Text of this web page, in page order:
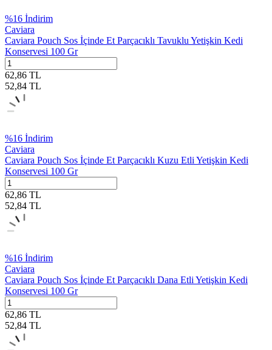
%16 İndirim
Caviara
Caviara Pouch Sos İçinde Et Parçacıklı Tavuklu Yetişkin Kedi
Konservesi 100 Gr
62,86 TL
52,84 TL
%16 İndirim
Caviara
Caviara Pouch Sos İçinde Et Parçacıklı Kuzu Etli Yetişkin Kedi
Konservesi 100 Gr
62,86 TL
52,84 TL
%16 İndirim
Caviara
Caviara Pouch Sos İçinde Et Parçacıklı Dana Etli Yetişkin Kedi
Konservesi 100 Gr
62,86 TL
52,84 TL